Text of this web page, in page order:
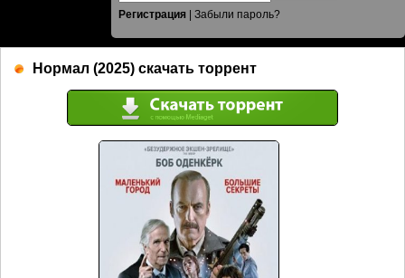
Регистрация
Забыли пароль?
Нормал (2025) скачать торрент